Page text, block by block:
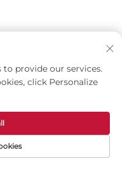
provide our services.
click Personalize